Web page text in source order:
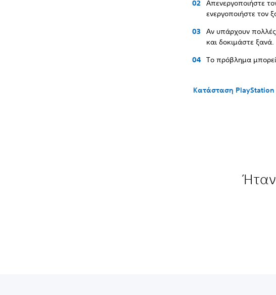
Απενεργοποιήστε
ενεργοποιήστε τον
Αν υπάρχουν πολλές
και δοκιμάστε ξανά.
Το πρόβλημα μπορεί
Κατάσταση PlayStation